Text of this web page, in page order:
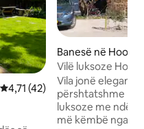
Vlerësimi mesatar 4,71 nga 5,
4,71 (42)
Banesë në Hoorn
Vilë luksoze Hoorn:
Amsterdamit)
Vila jonë
përshtatshme për
luksoze me
më këmbë nga